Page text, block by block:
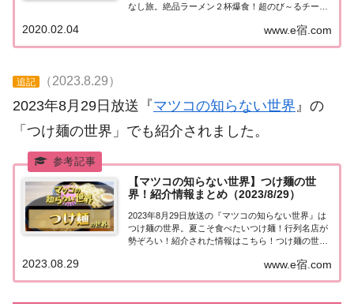
なし旅。絶品ラーメン２杯爆食！超のび～るチーズ
池栄子「下北沢」アポなし旅今日のゲストは大泉洋
さんと小池栄子さん。小池さんが26歳まで住ん...
www.e宿.com
2020.02.04
追記 （2023.8.29）
2023年8月29日放送『マツコの知らない世界』の
「つけ麺の世界」でも紹介されました。
【マツコの知らない世界】つけ麺の世
界！紹介情報まとめ（2023/8/29）
2023年8月29日放送の『マツコの知らない世界』は
つけ麺の世界。夏こそ食べたいつけ麺！行列名店が
勢ぞろい！紹介された情報はこちら！つけ麺の世界
上のつけ麺を食べたホワイトハッカー・小芝 力太さ
ん。小麦の香りが楽しめる…麺が主役の絶...
www.e宿.com
2023.08.29